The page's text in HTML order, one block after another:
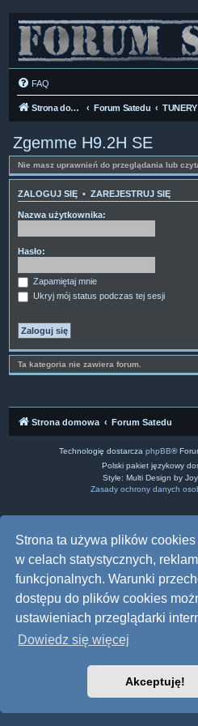
Strona ta używa plików
w celach statystycznych,
funkcjonalnych. Warunki
dostępu do plików cookies
ustawieniach przeglądarki
Dowiedz się więcej
Akceptuję!
FAQ
Strona domowa Forum Satedu
Zgemme H9.2H SE
Nie masz uprawnień do przeglądania lub
ZALOGUJ SIĘ • ZAREJESTRUJ SIĘ
Nazwa użytkownika:
Hasło:
Zapamiętaj mnie
Ukryj mój status podczas tej sesji
Ta kategoria nie zawiera forum.
Strona domowa Forum Satedu
Technologię dostarcza phpBB®
Polski pakiet językowy
Style: Multi Design by
Zasady ochrony danych